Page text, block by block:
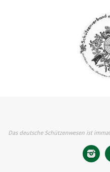
Das deutsche Schützenwesen ist